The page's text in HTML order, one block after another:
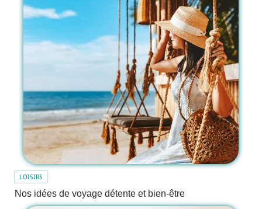
LOISIRS
Nos idées de voyage détente et bien-être